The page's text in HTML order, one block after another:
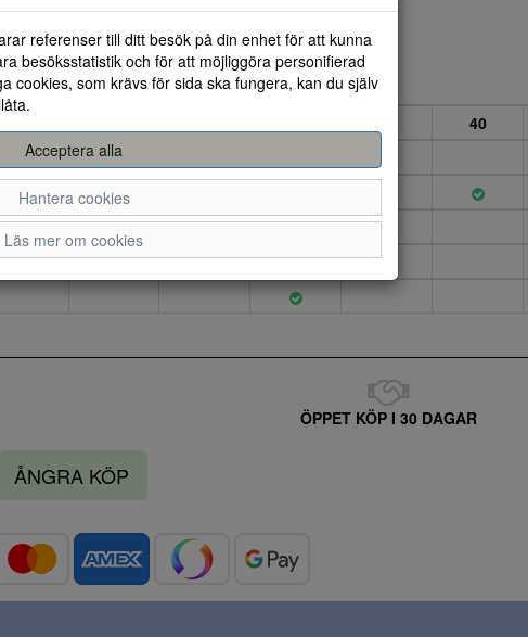
40
ÖPPET KÖP I 30 DAGAR
ÅNGRA KÖP
referenser till ditt besök på din enhet för att kunna
besöksstatistik och för att möjliggöra personifierad
cookies, som krävs för sida ska fungera, kan du själv
Acceptera alla
Hantera cookies
Läs mer om cookies